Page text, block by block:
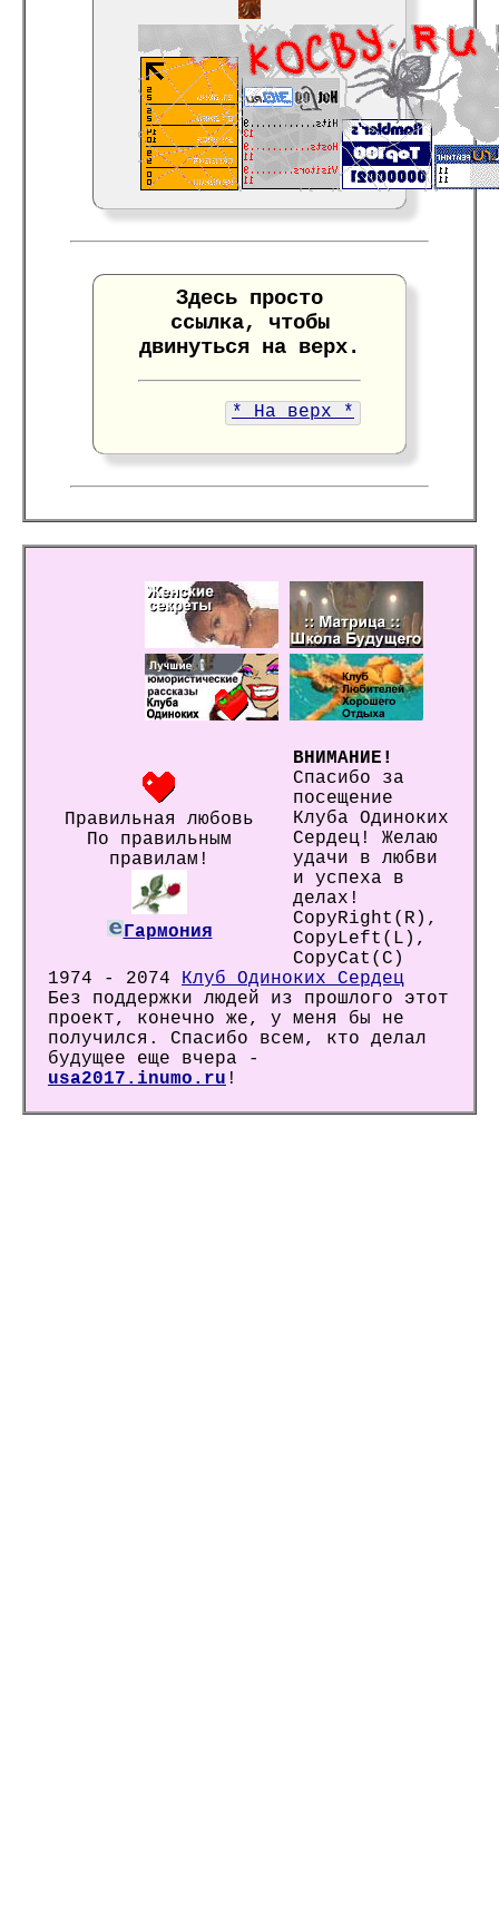
Здесь просто
ссылка, чтобы
двинуться на верх.
* На верх *
Правильная любовь
По правильным
правилам!
Гармония
ВНИМАНИЕ!
Спасибо за
посещение
Клуба Одиноких
Сердец! Желаю
удачи в любви
и успеха в
делах!
CopyRight(R),
CopyLeft(L),
CopyCat(C)
1974 - 2074 Клуб Одиноких Сердец
Без поддержки людей из прошлого этот
проект, конечно же, у меня бы не
получился. Спасибо всем, кто делал
будущее еще вчера -
usa2017.inumo.ru !